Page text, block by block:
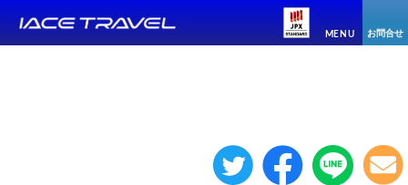
MENU お問合せ